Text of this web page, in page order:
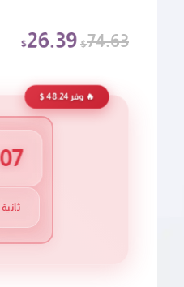
$74.63
$26.39
🔥 وفر 48.24 $
05
ثانية